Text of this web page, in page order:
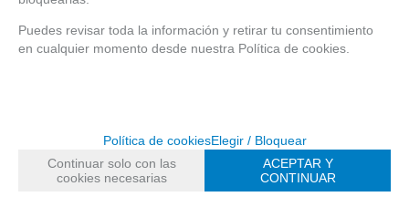
ESCOPETA
TACTICAL
AEG SGR-12
FERRUM S-VI
SECUTOR
FERRUM S-IX
TAN VELITES
SECUTOR
Puedes revisar toda la información y retirar tu consentimiento
en cualquier momento desde nuestra Política de cookies.
Política de cookiesElegir / Bloquear
Continuar solo con las
cookies necesarias
ACEPTAR Y
CONTINUAR